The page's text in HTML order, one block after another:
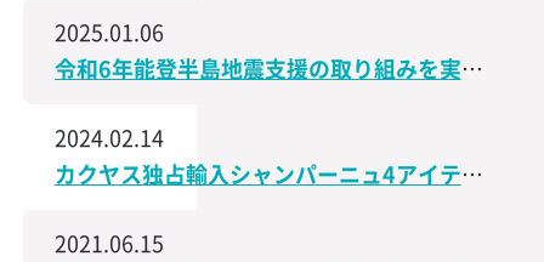
2025.01.06
令和6年能登半島地震支援の取り組みを実施、石川県で造られた日本酒の売上の一部を義援金として寄付
2024.02.14
カクヤス独占輸入シャンパーニュ4アイテムが、サクラアワード2024で受賞しました！
2021.06.15